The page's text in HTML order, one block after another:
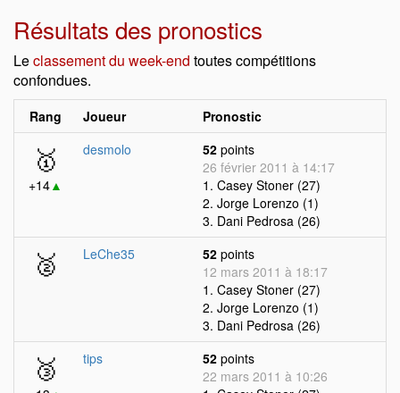
Résultats des pronostics
Leclassement du week-end toutes compétitions
confondues.
Rang Joueur Pronostic
🥇
+14▲
desmolo 52 points
26 février 2011 à 14:17
1. Casey Stoner (27)
2. Jorge Lorenzo (1)
3. Dani Pedrosa (26)
🥈 LeChe35 52 points
12 mars 2011 à 18:17
1. Casey Stoner (27)
2. Jorge Lorenzo (1)
3. Dani Pedrosa (26)
🥉 tips 52 points
22 mars 2011 à 10:26